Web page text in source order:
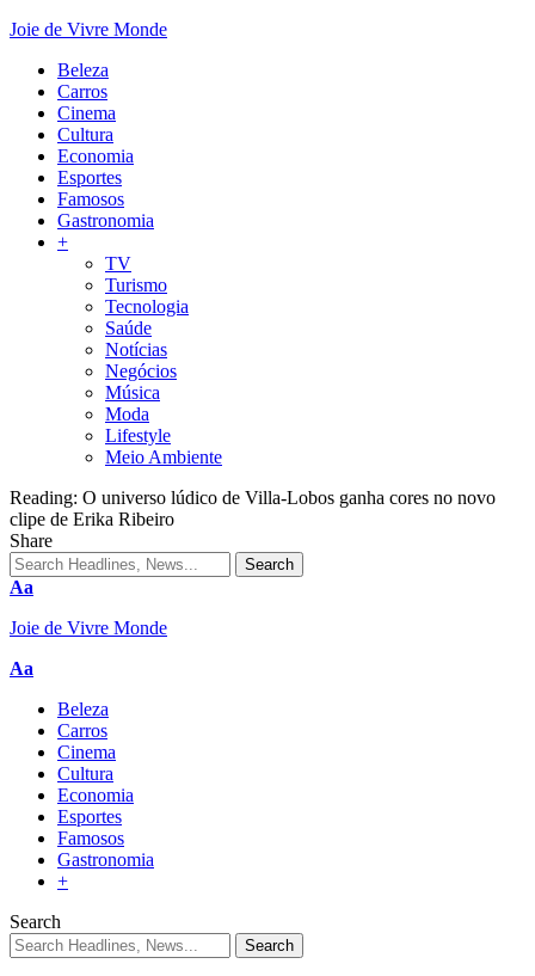
Joie de Vivre Monde
Beleza
Carros
Cinema
Cultura
Economia
Esportes
Famosos
Gastronomia
+
TV
Turismo
Tecnologia
Saúde
Notícias
Negócios
Música
Moda
Lifestyle
Meio Ambiente
Reading: O universo lúdico de Villa-Lobos ganha cores no novo
clipe de Erika Ribeiro
Share
Aa
Joie de Vivre Monde
Aa
Beleza
Carros
Cinema
Cultura
Economia
Esportes
Famosos
Gastronomia
+
Search